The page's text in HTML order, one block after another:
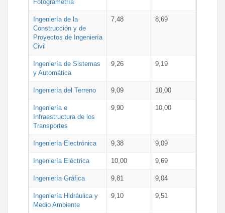
Fotogrametría
Ingeniería de la
Construcción y de
Proyectos de Ingeniería
Civil
7,48 8,69
Ingeniería de Sistemas
y Automática
9,26 9,19
Ingeniería del Terreno 9,09 10,00
Ingeniería e
Infraestructura de los
Transportes
9,90 10,00
Ingeniería Electrónica 9,38 9,09
Ingeniería Eléctrica 10,00 9,69
Ingeniería Gráfica 9,81 9,04
Ingeniería Hidráulica y
Medio Ambiente
9,10 9,51